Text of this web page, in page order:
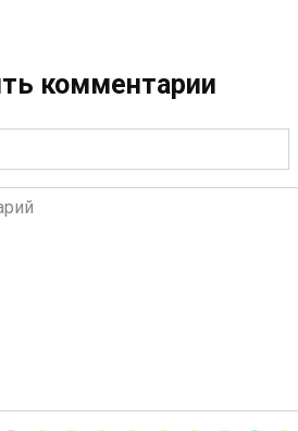
комментарии